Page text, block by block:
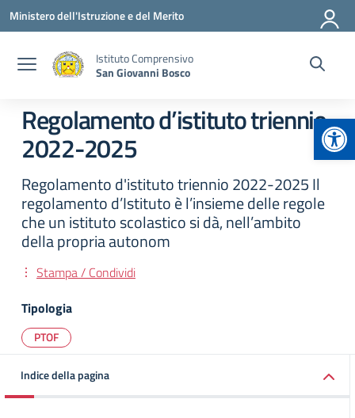
Vai ai contenuti
Vai al menu di navigazione
Vai al footer
Ministero dell'Istruzione e del Merito
Istituto Comprensivo
San Giovanni Bosco
Regolamento d’istituto triennio
2022-2025
Regolamento d'istituto triennio 2022-2025 Il
regolamento d’Istituto è l’insieme delle regole
che un istituto scolastico si dà, nell’ambito
della propria autonom
Stampa / Condividi
Tipologia
PTOF
Indice della pagina